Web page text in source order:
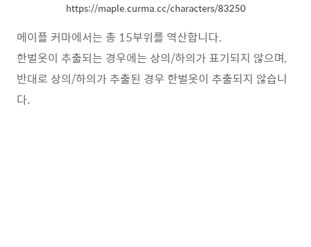
https://maple.curma.cc/characters/83250
메이플 커마에서는 총 15부위를 역산합니다.
한벌옷이 추출되는 경우에는 상의/하의가 표기되지 않으며,
반대로 상의/하의가 추출된 경우 한벌옷이 추출되지 않습니
다.